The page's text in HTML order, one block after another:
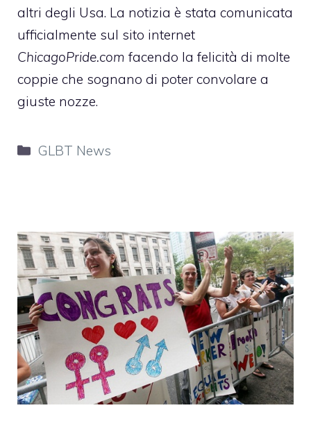
altri degli Usa. La notizia è stata comunicata
ufficialmente sul sito internet
ChicagoPride.com facendo la felicità di molte
coppie che sognano di poter convolare a
giuste nozze.
Categorie
GLBT News